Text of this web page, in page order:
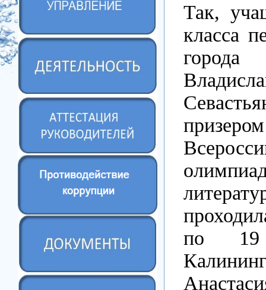
Так,
класса
призером
по